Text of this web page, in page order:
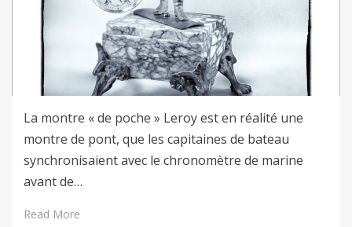
La montre « de poche » Leroy est en réalité une
montre de pont, que les capitaines de bateau
synchronisaient avec le chronomètre de marine
avant de…
Read More